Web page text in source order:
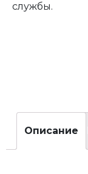
службы.
Описание